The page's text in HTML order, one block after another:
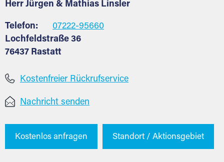
Herr Jürgen & Mathias Linsler
Telefon:
07222-95660
Lochfeldstraße 36
76437 Rastatt
Kostenfreier Rückrufservice
Nachricht senden
Kostenlos anfragen Standort / Aktionsgebiet